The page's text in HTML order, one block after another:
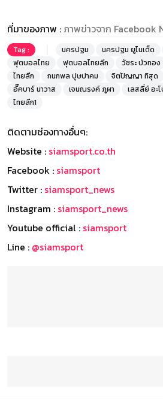
ที่มาของภาพ : ภาพข่าวจาก
Tag : นครปฐม นครปฐม ยูไนเต็ด
ฟุตบอลไทย
ฟุตบอลไทยลีก วัชระ บัวทอง
ไทยลีก
กนกพล ปุษปาคม จิตปัญญา ทิสุด
อั๊คบาร์ นาวาส
เจนณรงค์ ภูผา เลสลี่ย์ อะ
ไทยลีก1
ติดตามช่องทางอื่นๆ:
Website : siamsport.co.th
Facebook : siamsport
Twitter : siamsport_news
Instagram : siamsport_news
Youtube official : siamsport
Line : @siamsport